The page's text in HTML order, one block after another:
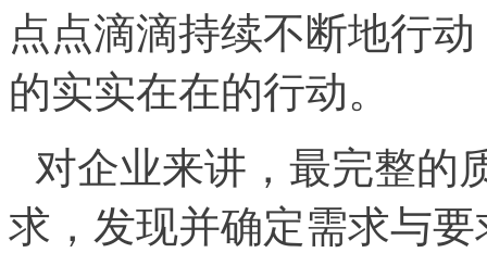
点点滴滴持续不断地行
的实实在在的行动。
对企业来讲，最完整的
求，发现并确定需求与